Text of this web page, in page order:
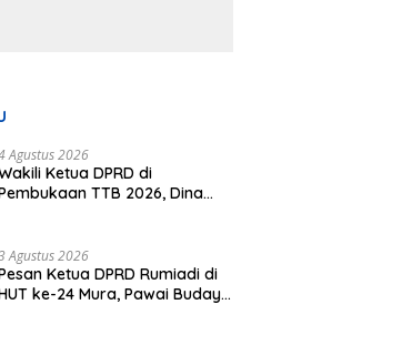
Agustus 2026
Ketua DPRD di
TTB 2026, Dina
Agustus 2026
Ketua DPRD Rumiadi di
ke-24 Mura, Pawai Budaya